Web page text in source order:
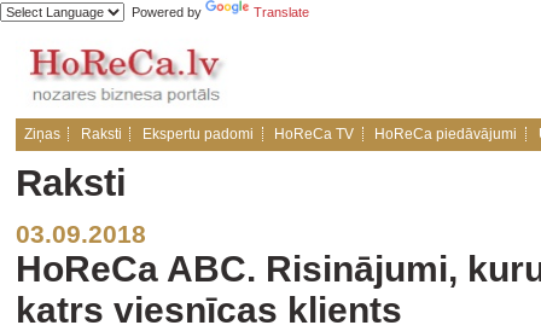
Powered by Translate
Ziņas Raksti Ekspertu padomi HoReCa TV HoReCa piedāvājumi
Raksti
03.09.2018
HoReCa ABC. Risinājumi,
katrs viesnīcas klients